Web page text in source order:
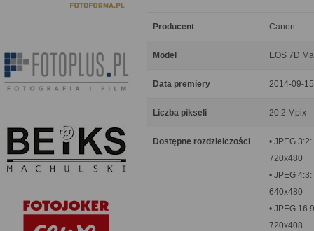
Producent Canon
Model EOS 7D
Data premiery 2014-09-15
Liczba pikseli 20.2 Mpix
Dostępne rozdzielczości
• JPEG
720x480
• JPEG
640x480
• JPEG
720x408